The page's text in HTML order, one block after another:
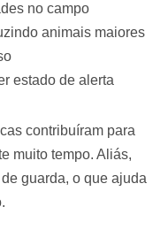
no campo
animais maiores
estado de alerta
contribuíram para
muito tempo. Aliás,
guarda, o que ajuda